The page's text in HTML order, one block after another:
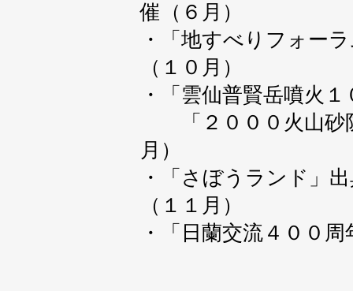
催（６月）
・「地すべりフォー
（１０月）
・「雲仙普賢岳噴火
「２０００火山砂
月）
・「さぼうランド」
（１１月）
・「日蘭交流４００